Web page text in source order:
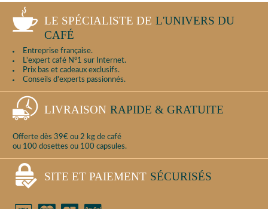
LE SPÉCIALISTE DE L'UNIVERS DU
CAFÉ
Entreprise française.
L'expert café N°1 sur Internet.
Prix bas et cadeaux exclusifs.
Conseils d'experts passionnés.
LIVRAISON RAPIDE & GRATUITE
Offerte dès 39€ ou 2 kg de café
ou 100 dosettes ou 100 capsules.
SITE ET PAIEMENT SÉCURISÉS